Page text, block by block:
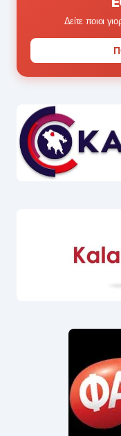
Δείτε ποιοι